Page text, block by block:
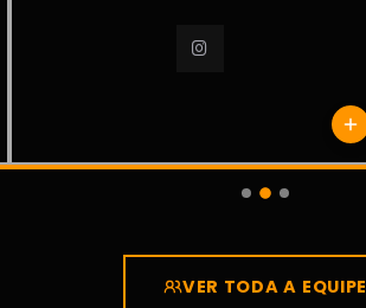
VER TODA A EQUIPE